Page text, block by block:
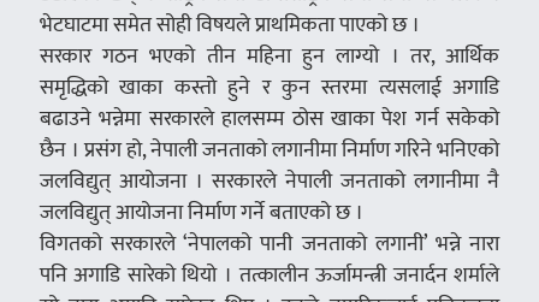
भेटघाटमा समेत सोही विषयले प्राथमिकता पाएको छ ।
सरकार गठन भएको तीन महिना हुन लाग्यो । तर, आर्थिक
समृद्धिको खाका कस्तो हुने र कुन स्तरमा त्यसलाई अगाडि
बढाउने भन्नेमा सरकारले हालसम्म ठोस खाका पेश गर्न सकेको
छैन । प्रसंग हो, नेपाली जनताको लगानीमा निर्माण गरिने भनिएको
जलविद्युत् आयोजना । सरकारले नेपाली जनताको लगानीमा नै
जलविद्युत् आयोजना निर्माण गर्ने बताएको छ ।
विगतको सरकारले ‘नेपालको पानी जनताको लगानी’ भन्ने नारा
पनि अगाडि सारेको थियो । तत्कालीन ऊर्जामन्त्री जनार्दन शर्माले